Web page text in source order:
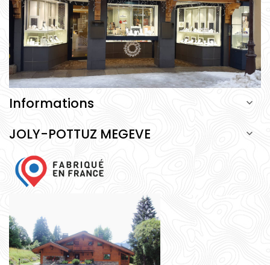
Informations 
JOLY-POTTUZ MEGEVE 